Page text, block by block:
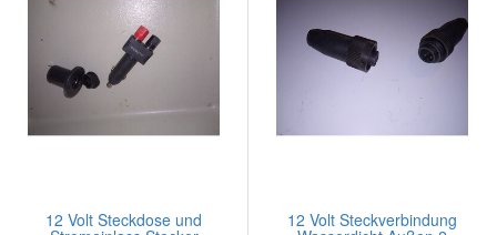
12 Volt Steckdose und 12 Volt Steckverbindung